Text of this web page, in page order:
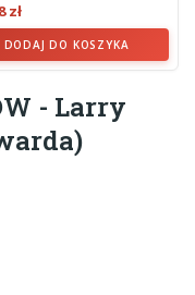
zł
DODAJ DO KOSZYKA
- Larry